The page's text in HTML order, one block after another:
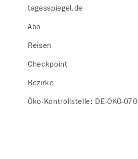
tagesspiegel.de
Abo
Reisen
Checkpoint
Bezirke
Öko-Kontrollstelle: DE-ÖKO-070